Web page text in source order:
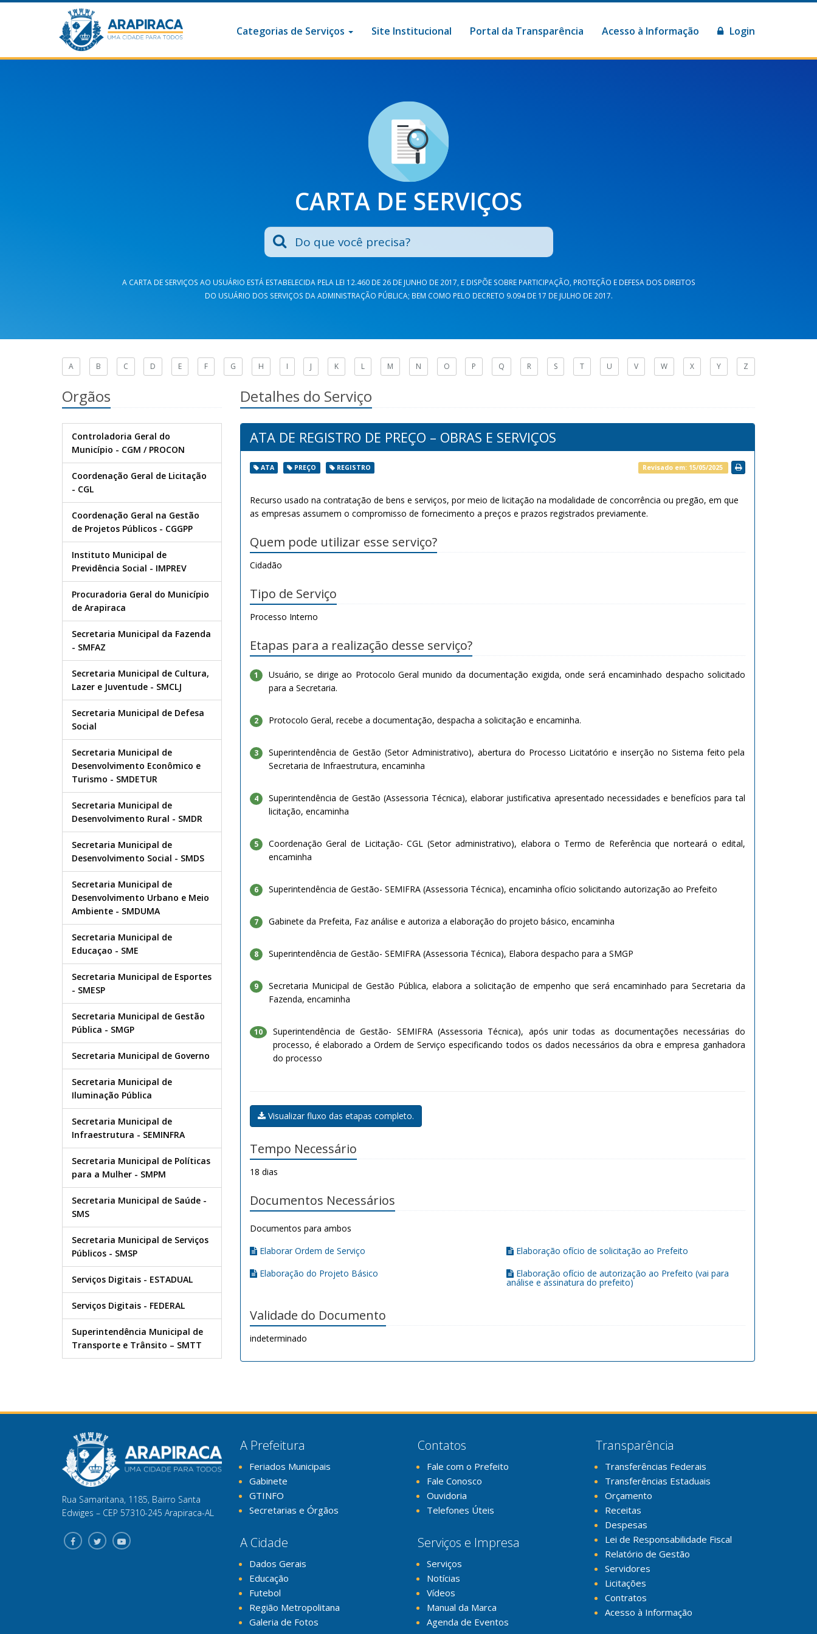
Categorias de Serviços Site Institucional Portal da Transparência Acesso à Informação Login
CARTA DE SERVIÇOS
A CARTA DE SERVIÇOS AO USUÁRIO ESTÁ ESTABELECIDA PELA LEI 12.460 DE 26 DE JUNHO DE 2017, E DISPÕE SOBRE PARTICIPAÇÃO, PROTEÇÃO E DEFESA DOS DIREITOS
DO USUÁRIO DOS SERVIÇOS DA ADMINISTRAÇÃO PÚBLICA; BEM COMO PELO DECRETO 9.094 DE 17 DE JULHO DE 2017.
A B C D E F G H I J K L M N O P Q R S T U V W X Y Z
Orgãos
Controladoria Geral do
Município - CGM / PROCON
Coordenação Geral de Licitação
- CGL
Coordenação Geral na Gestão
de Projetos Públicos - CGGPP
Instituto Municipal de
Previdência Social - IMPREV
Procuradoria Geral do Município
de Arapiraca
Secretaria Municipal da Fazenda
- SMFAZ
Secretaria Municipal de Cultura,
Lazer e Juventude - SMCLJ
Secretaria Municipal de Defesa
Social
Secretaria Municipal de
Desenvolvimento Econômico e
Turismo - SMDETUR
Secretaria Municipal de
Desenvolvimento Rural - SMDR
Secretaria Municipal de
Desenvolvimento Social - SMDS
Secretaria Municipal de
Desenvolvimento Urbano e Meio
Ambiente - SMDUMA
Secretaria Municipal de
Educaçao - SME
Secretaria Municipal de Esportes
- SMESP
Secretaria Municipal de Gestão
Pública - SMGP
Secretaria Municipal de Governo
Secretaria Municipal de
Iluminação Pública
Secretaria Municipal de
Infraestrutura - SEMINFRA
Secretaria Municipal de Políticas
para a Mulher - SMPM
Secretaria Municipal de Saúde -
SMS
Secretaria Municipal de Serviços
Públicos - SMSP
Serviços Digitais - ESTADUAL
Serviços Digitais - FEDERAL
Superintendência Municipal de
Transporte e Trânsito – SMTT
Detalhes do Serviço
ATA DE REGISTRO DE PREÇO – OBRAS E SERVIÇOS
ATA PREÇO REGISTRO Revisado em: 15/05/2025
Recurso usado na contratação de bens e serviços, por meio de licitação na modalidade de concorrência ou pregão, em que
as empresas assumem o compromisso de fornecimento a preços e prazos registrados previamente.
Quem pode utilizar esse serviço?
Cidadão
Tipo de Serviço
Processo Interno
Etapas para a realização desse serviço?
1
Usuário, se dirige ao Protocolo Geral munido da documentação exigida, onde será encaminhado despacho solicitado
para a Secretaria.
2 Protocolo Geral, recebe a documentação, despacha a solicitação e encaminha.
3
Superintendência de Gestão (Setor Administrativo), abertura do Processo Licitatório e inserção no Sistema feito pela
Secretaria de Infraestrutura, encaminha
4
Superintendência de Gestão (Assessoria Técnica), elaborar justificativa apresentado necessidades e benefícios para tal
licitação, encaminha
5
Coordenação Geral de Licitação- CGL (Setor administrativo), elabora o Termo de Referência que norteará o edital,
encaminha
6 Superintendência de Gestão- SEMIFRA (Assessoria Técnica), encaminha ofício solicitando autorização ao Prefeito
7 Gabinete da Prefeita, Faz análise e autoriza a elaboração do projeto básico, encaminha
8 Superintendência de Gestão- SEMIFRA (Assessoria Técnica), Elabora despacho para a SMGP
9
Secretaria Municipal de Gestão Pública, elabora a solicitação de empenho que será encaminhado para Secretaria da
Fazenda, encaminha
10
Superintendência de Gestão- SEMIFRA (Assessoria Técnica), após unir todas as documentações necessárias do
processo, é elaborado a Ordem de Serviço especificando todos os dados necessários da obra e empresa ganhadora
do processo
Visualizar fluxo das etapas completo.
Tempo Necessário
18 dias
Documentos Necessários
Documentos para ambos
Elaborar Ordem de Serviço
Elaboração ofício de solicitação ao Prefeito
Elaboração do Projeto Básico
Elaboração ofício de autorização ao Prefeito (vai para
análise e assinatura do prefeito)
Validade do Documento
indeterminado
Rua Samaritana, 1185, Bairro Santa
Edwiges – CEP 57310-245 Arapiraca-AL
A Prefeitura
Feriados Municipais
Gabinete
GTINFO
Secretarias e Órgãos
A Cidade
Dados Gerais
Educação
Futebol
Região Metropolitana
Galeria de Fotos
Contatos
Fale com o Prefeito
Fale Conosco
Ouvidoria
Telefones Úteis
Serviços e Impresa
Serviços
Notícias
Vídeos
Manual da Marca
Agenda de Eventos
Transparência
Transferências Federais
Transferências Estaduais
Orçamento
Receitas
Despesas
Lei de Responsabilidade Fiscal
Relatório de Gestão
Servidores
Licitações
Contratos
Acesso à Informação